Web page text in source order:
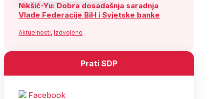
Nikšić-Yu: Dobra dosadašnja saradnja
Vlade Federacije BiH i Svjetske banke
Aktuelnosti, Izdvojeno
Prati SDP
Facebook